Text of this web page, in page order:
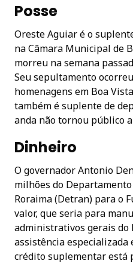
Posse
Oreste Aguiar é o
na Câmara Municipal de
morreu na semana
Seu sepultamento
homenagens em Boa
também é suplente de
anda não tornou público
Dinheiro
O governador Antonio
milhões do
Roraima (Detran) para o
valor, que seria para
administrativos gerais do
assistência especializada
crédito suplementar está